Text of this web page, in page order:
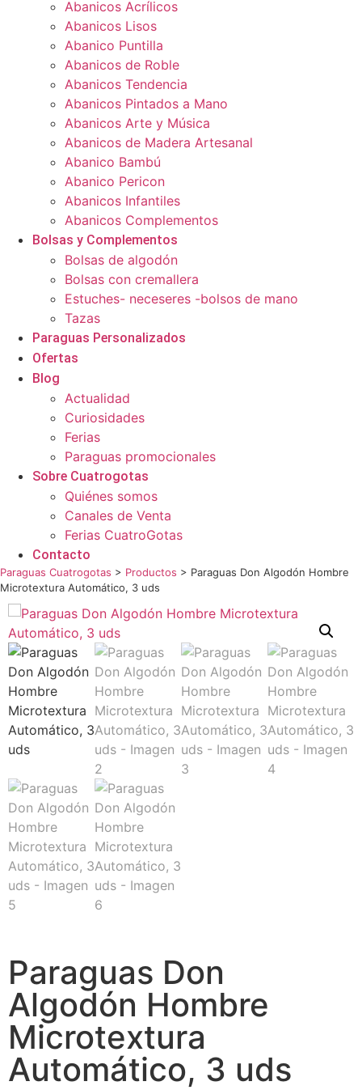
Abanicos Acrílicos
Abanicos Lisos
Abanico Puntilla
Abanicos de Roble
Abanicos Tendencia
Abanicos Pintados a Mano
Abanicos Arte y Música
Abanicos de Madera Artesanal
Abanico Bambú
Abanico Pericon
Abanicos Infantiles
Abanicos Complementos
Bolsas y Complementos
Bolsas de algodón
Bolsas con cremallera
Estuches- neceseres -bolsos de mano
Tazas
Paraguas Personalizados
Ofertas
Blog
Actualidad
Curiosidades
Ferias
Paraguas promocionales
Sobre Cuatrogotas
Quiénes somos
Canales de Venta
Ferias CuatroGotas
Contacto
Paraguas Cuatrogotas > Productos > Paraguas Don Algodón Hombre
Microtextura Automático, 3 uds
Paraguas Don
Algodón Hombre
Microtextura
Automático, 3 uds